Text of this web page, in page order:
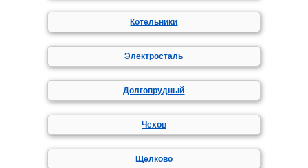
Котельники
Электросталь
Долгопрудный
Чехов
Щелково